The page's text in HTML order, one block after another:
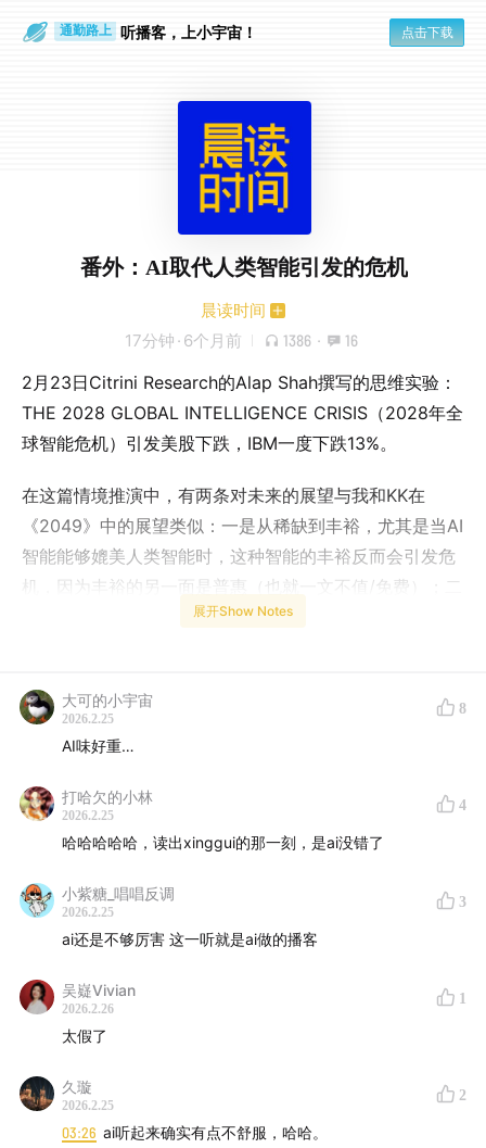
通勤路上 听播客，上小宇宙！ 点击下载
番外：AI取代人类智能引发的危机
晨读时间
17分钟 · 6个月前 1386 · 16
2月23日Citrini Research的Alap Shah撰写的思维实验：
THE 2028 GLOBAL INTELLIGENCE CRISIS（2028年全
球智能危机）引发美股下跌，IBM一度下跌13%。
在这篇情境推演中，有两条对未来的展望与我和KK在
《2049》中的展望类似：一是从稀缺到丰裕，尤其是当AI
智能能够媲美人类智能时，这种智能的丰裕反而会引发危
机，因为丰裕的另一面是普惠（也就一文不值/免费）；二
是脱媒，也就是中介被干掉，任何依托信息差的商业模式
本期播客由AI根据上述文章
（www.citriniresearch.com
察营》内容的尝鲜版，感兴趣的同学可以扫码体验。
展开Show Notes
大可的小宇宙
2026.2.25
8
AI味好重…
打哈欠的小林
2026.2.25
4
哈哈哈哈哈，读出xinggui的那一刻，是ai没错了
小紫糖_唱唱反调
2026.2.25
3
ai还是不够厉害 这一听就是ai做的播客
吴嶷Vivian
2026.2.26
1
太假了
久璇
2026.2.25
2
03:26 ai听起来确实有点不舒服，哈哈。